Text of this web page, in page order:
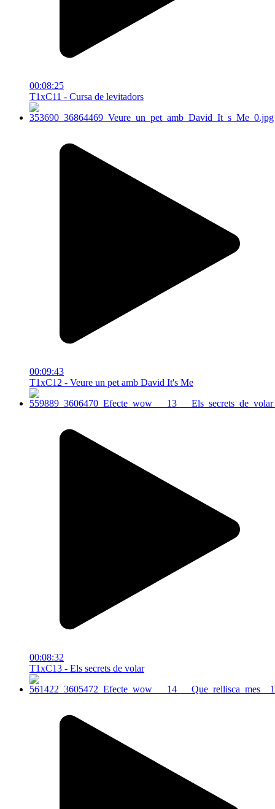
00:08:25
T1xC11 - Cursa de levitadors
00:09:43
T1xC12 - Veure un pet amb David It's Me
00:08:32
T1xC13 - Els secrets de volar